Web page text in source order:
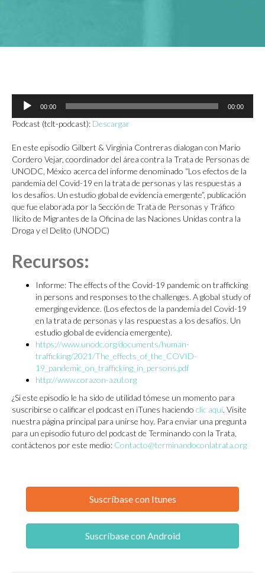
Reproductor
audio
00:00 00:00
Podcast (tclt-podcast): Descargar
En este episodio Gilbert & Virginia Contreras dialogan con Mario
Cordero Vejar, coordinador del área contra la Trata de Personas de
UNODC, México acerca del informe denominado “Los efectos de la
pandemia del Covid-19 en la trata de personas y las respuestas a
los desafíos. Un estudio global de evidencia emergente”, publicación
que fue elaborada por la Sección de Trata de Personas y Tráfico
Ilícito de Migrantes de la Oficina de las Naciones Unidas contra la
Droga y el Delito (UNODC)
Recursos:
Informe: The effects of the Covid-19 pandemic on trafficking
in persons and responses to the challenges. A global study of
emerging evidence. (Los efectos de la pandemia del Covid-19
en la trata de personas y las respuestas a los desafíos. Un
estudio global de evidencia emergente).
https://www.unodc.org/documents/human-
trafficking/2021/The_effects_of_the_COVID-
19_pandemic_on_trafficking_in_persons.pdf
http://www.corazon-azul.org
¿Si este episodio le ha sido de utilidad tómese un momento para
suscribirse o calificar el podcast en iTunes haciendo clic aquí. Visite
nuestra página principal para unirse hoy. Para enviar una pregunta
para un episodio futuro del podcast de Terminando con la Trata,
contáctenos por este medio: Contacto@terminandoconlatrata.org
Suscríbase con Itunes
Suscríbase con Android